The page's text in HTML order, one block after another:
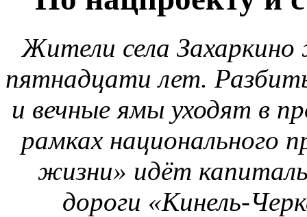
Жители села
пятнадцати лет.
и вечные ямы уходят в
рамках национального
жизни» идёт
дороги «Кинель-